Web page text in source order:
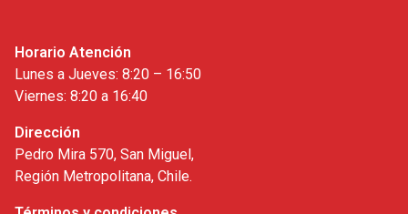
Horario Atención
Lunes a Jueves: 8:20 – 16:50
Viernes: 8:20 a 16:40
Dirección
Pedro Mira 570, San Miguel,
Región Metropolitana, Chile.